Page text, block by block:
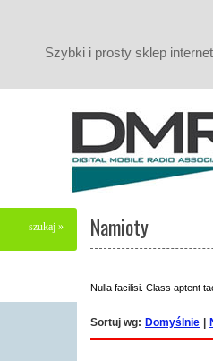
Szybki i prosty sklep
Nasza oferta 2 Nasza oferta
Namioty
Nulla facilisi. Class aptent
Sortuj wg: Domyślnie